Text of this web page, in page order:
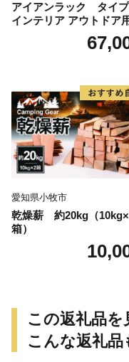
アイアンラック タイ
インテリア アウトドア
レジャー キャンプ
愛知県小牧市
乾燥薪 約20kg（
箱）
この返礼品を
こんな返礼